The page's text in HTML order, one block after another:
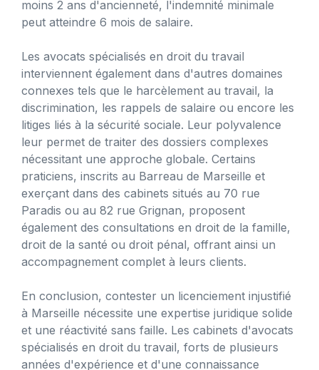
moins 2 ans d'ancienneté, l'indemnité minimale
peut atteindre 6 mois de salaire.
Les avocats spécialisés en droit du travail
interviennent également dans d'autres domaines
connexes tels que le harcèlement au travail, la
discrimination, les rappels de salaire ou encore les
litiges liés à la sécurité sociale. Leur polyvalence
leur permet de traiter des dossiers complexes
nécessitant une approche globale. Certains
praticiens, inscrits au Barreau de Marseille et
exerçant dans des cabinets situés au 70 rue
Paradis ou au 82 rue Grignan, proposent
également des consultations en droit de la famille,
droit de la santé ou droit pénal, offrant ainsi un
accompagnement complet à leurs clients.
En conclusion, contester un licenciement injustifié
à Marseille nécessite une expertise juridique solide
et une réactivité sans faille. Les cabinets d'avocats
spécialisés en droit du travail, forts de plusieurs
années d'expérience et d'une connaissance